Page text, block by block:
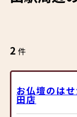
2 件
お仏壇のは
田店